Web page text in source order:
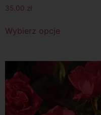
35.00 zł
Wybierz opcje